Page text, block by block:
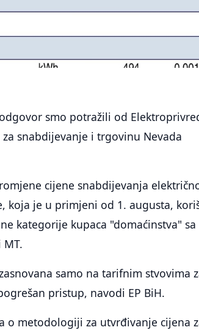
smo potražili od
snabdijevanje i trgovinu Nevada
cijene snabdijevanja
koja je u primjeni od 1. augusta,
kategorije kupaca "domaćinstva" sa
samo na tarifnim stvovima
pristup, navodi EP BiH.
o metodologiji za utvrđivanje cijena